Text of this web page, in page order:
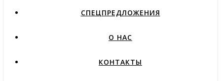
СПЕЦПРЕДЛОЖЕНИЯ
О НАС
КОНТАКТЫ